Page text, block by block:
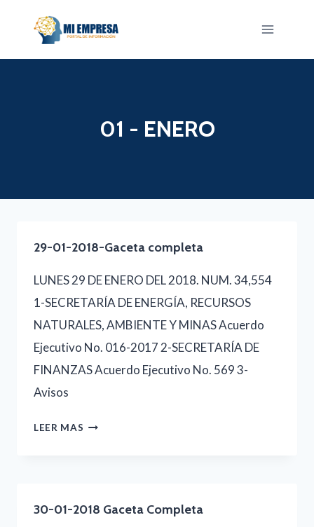
01 - ENERO
29-01-2018-Gaceta completa
LUNES 29 DE ENERO DEL 2018. NUM. 34,554
1-SECRETARÍA DE ENERGÍA, RECURSOS
NATURALES, AMBIENTE Y MINAS Acuerdo
Ejecutivo No. 016-2017 2-SECRETARÍA DE
FINANZAS Acuerdo Ejecutivo No. 569 3-
Avisos
LEER MAS 29-
COMPLETA
30-01-2018 Gaceta Completa